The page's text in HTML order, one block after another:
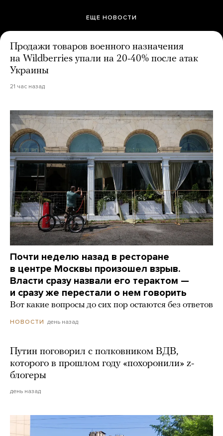
ЕЩЕ НОВОСТИ
Продажи товаров военного назначения
на Wildberries упали на 20-40% после атак
Украины
21 час назад
Почти неделю назад в ресторане
в центре Москвы произошел взрыв.
Власти сразу назвали его терактом —
и сразу же перестали о нем говорить
Вот какие вопросы до сих пор остаются без ответов
НОВОСТИ день назад
Путин поговорил с полковником ВДВ,
которого в прошлом году «похоронили» z-
блогеры
день назад